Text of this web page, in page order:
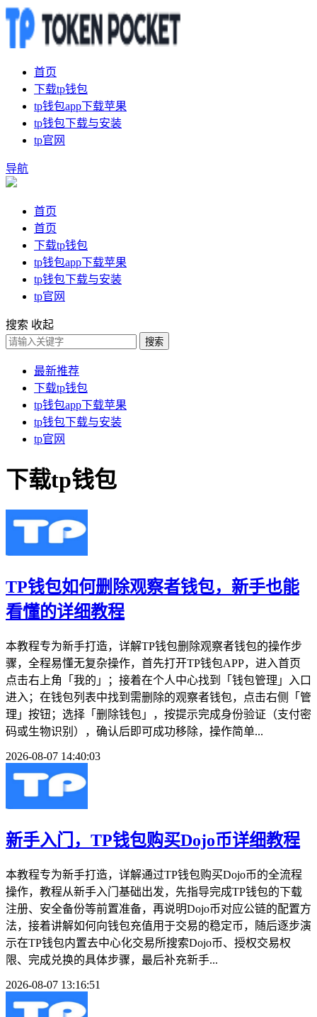
首页
下载tp钱包
tp钱包app下载苹果
tp钱包下载与安装
tp官网
导航
首页
首页
下载tp钱包
tp钱包app下载苹果
tp钱包下载与安装
tp官网
搜索 收起
搜索
最新推荐
下载tp钱包
tp钱包app下载苹果
tp钱包下载与安装
tp官网
下载tp钱包
TP钱包如何删除观察者钱包，新手也能
看懂的详细教程
本教程专为新手打造，详解TP钱包删除观察者钱包的操作步
骤，全程易懂无复杂操作，首先打开TP钱包APP，进入首页
点击右上角「我的」；接着在个人中心找到「钱包管理」入口
进入；在钱包列表中找到需删除的观察者钱包，点击右侧「管
理」按钮；选择「删除钱包」，按提示完成身份验证（支付密
码或生物识别），确认后即可成功移除，操作简单...
2026-08-07 14:40:03
新手入门，TP钱包购买Dojo币详细教程
本教程专为新手打造，详解通过TP钱包购买Dojo币的全流程
操作，教程从新手入门基础出发，先指导完成TP钱包的下载
注册、安全备份等前置准备，再说明Dojo币对应公链的配置方
法，接着讲解如何向钱包充值用于交易的稳定币，随后逐步演
示在TP钱包内置去中心化交易所搜索Dojo币、授权交易权
限、完成兑换的具体步骤，最后补充新手...
2026-08-07 13:16:51